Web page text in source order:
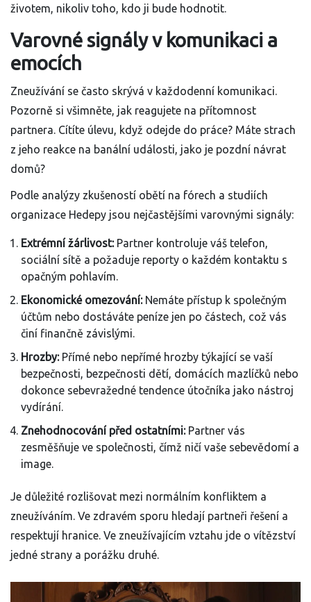
životem, nikoliv toho, kdo ji bude hodnotit.
Varovné signály v komunikaci a
emocích
Zneužívání se často skrývá v každodenní komunikaci.
Pozorně si všimněte, jak reagujete na přítomnost
partnera. Cítíte úlevu, když odejde do práce? Máte strach
z jeho reakce na banální události, jako je pozdní návrat
domů?
Podle analýzy zkušeností obětí na fórech a studiích
organizace Hedepy jsou nejčastějšími varovnými signály:
Extrémní žárlivost:Partner kontroluje váš telefon,
sociální sítě a požaduje reporty o každém kontaktu s
opačným pohlavím.
Ekonomické omezování:Nemáte přístup k společným
účtům nebo dostáváte peníze jen po částech, což vás
činí finančně závislými.
Hrozby:Přímé nebo nepřímé hrozby týkající se vaší
bezpečnosti, bezpečnosti dětí, domácích mazlíčků nebo
dokonce sebevražedné tendence útočníka jako nástroj
vydírání.
Znehodnocování před ostatními:Partner vás
zesměšňuje ve společnosti, čímž ničí vaše sebevědomí a
image.
Je důležité rozlišovat mezi normálním konfliktem a
zneužíváním. Ve zdravém sporu hledají partneři řešení a
respektují hranice. Ve zneužívajícím vztahu jde o vítězství
jedné strany a porážku druhé.